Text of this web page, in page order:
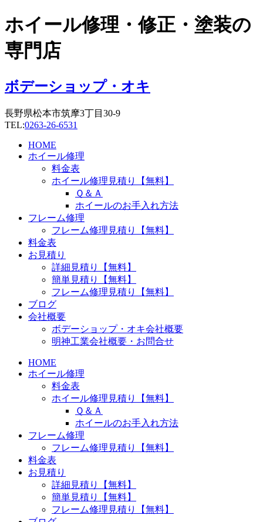
コ
ン
テ
ン
に
ス
ッ
プ
ホイール修理・修正・塗装の
専門店
ボデーショップ・オキ
長野県松本市筑摩3丁目30-9
TEL:0263-26-6531
HOME
ホイール修理
料金表
ホイール修理見積り【無料】
Ｑ＆Ａ
ホイールのお手入れ方法
フレーム修理
フレーム修理見積り【無料】
料金表
お見積り
詳細見積り【無料】
簡単見積り【無料】
フレーム修理見積り【無料】
ブログ
会社概要
ボデーショップ・オキ会社概要
明神工業会社概要・お問合せ
HOME
ホイール修理
料金表
ホイール修理見積り【無料】
Ｑ＆Ａ
ホイールのお手入れ方法
フレーム修理
フレーム修理見積り【無料】
料金表
お見積り
詳細見積り【無料】
簡単見積り【無料】
フレーム修理見積り【無料】